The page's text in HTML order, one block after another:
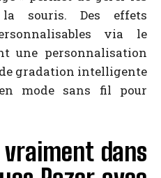
souris. Des effets
via le
une personnalisation
gradation intelligente
mode sans fil pour
vraiment dans